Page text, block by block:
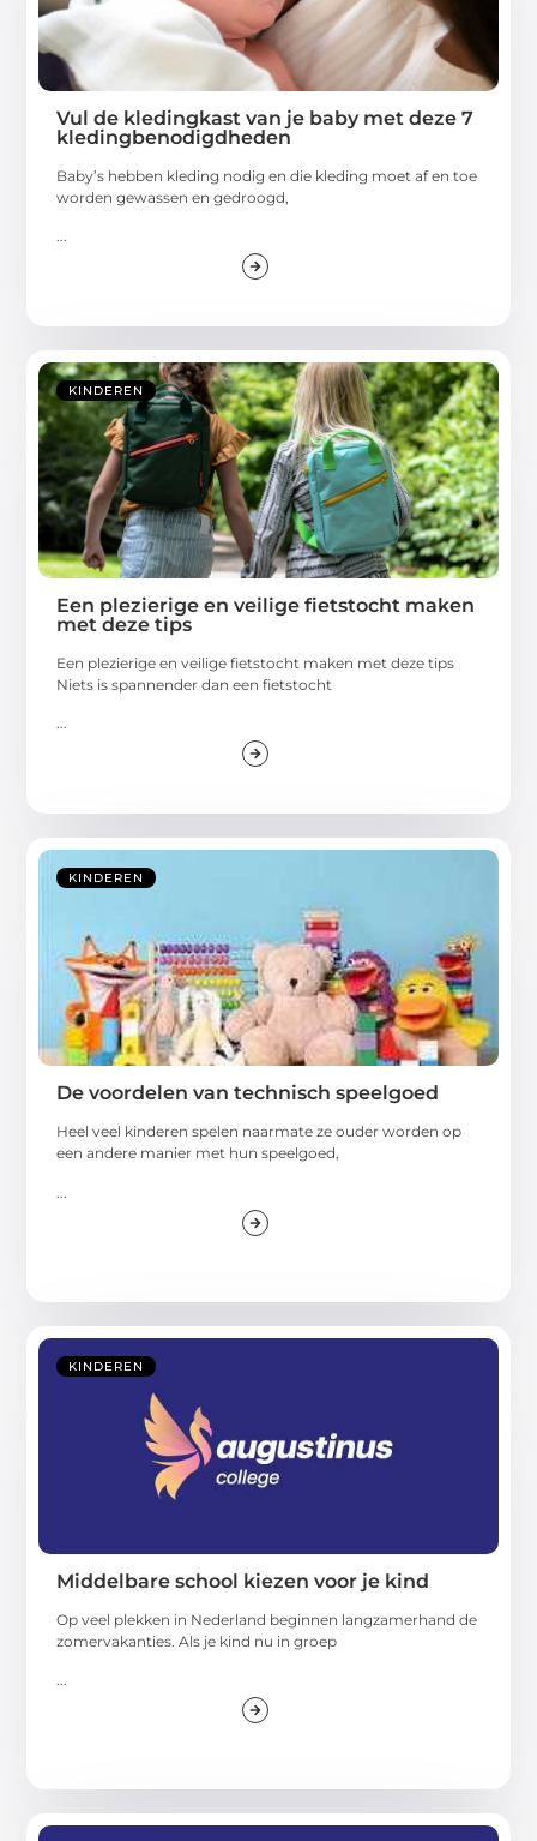
Vul de kledingkast van je baby met deze 7
kledingbenodigdheden
Baby’s hebben kleding nodig en die kleding moet af en toe
worden gewassen en gedroogd,
KINDEREN
Een plezierige en veilige fietstocht maken
met deze tips
Een plezierige en veilige fietstocht maken met deze tips
Niets is spannender dan een fietstocht
...
KINDEREN
De voordelen van technisch speelgoed
Heel veel kinderen spelen naarmate ze ouder worden op
een andere manier met hun speelgoed,
KINDEREN
Middelbare school kiezen voor je kind
Op veel plekken in Nederland beginnen langzamerhand de
zomervakanties. Als je kind nu in groep
...